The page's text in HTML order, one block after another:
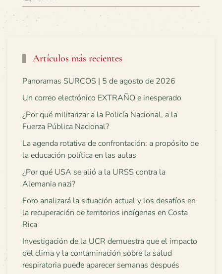
Artículos más recientes
Panoramas SURCOS | 5 de agosto de 2026
Un correo electrónico EXTRAÑO e inesperado
¿Por qué militarizar a la Policía Nacional, a la
Fuerza Pública Nacional?
La agenda rotativa de confrontación: a propósito de
la educación política en las aulas
¿Por qué USA se alió a la URSS contra la
Alemania nazi?
Foro analizará la situación actual y los desafíos en
la recuperación de territorios indígenas en Costa
Rica
Investigación de la UCR demuestra que el impacto
del clima y la contaminación sobre la salud
respiratoria puede aparecer semanas después